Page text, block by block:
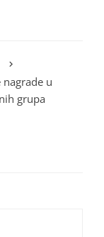
nagrade u
grupa